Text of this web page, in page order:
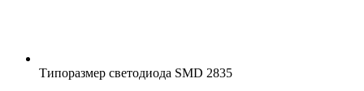
Типоразмер светодиода SMD 2835